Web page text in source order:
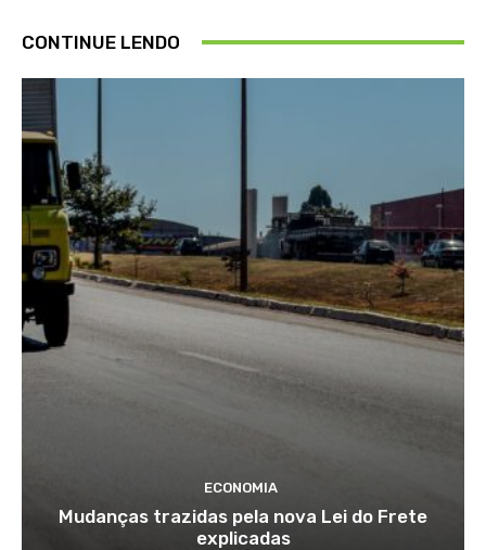
CONTINUE LENDO
ECONOMIA
Mudanças trazidas pela nova Lei do Frete
explicadas